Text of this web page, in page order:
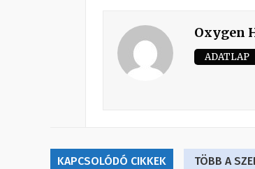
Oxygen
ADATLAP
KAPCSOLÓDÓ CIKKEK TÖBB A